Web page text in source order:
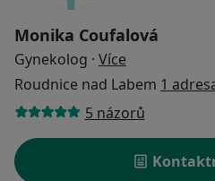
Monika Coufalová
Gynekolog · Více
Roudnice nad Labem 1
5 názorů